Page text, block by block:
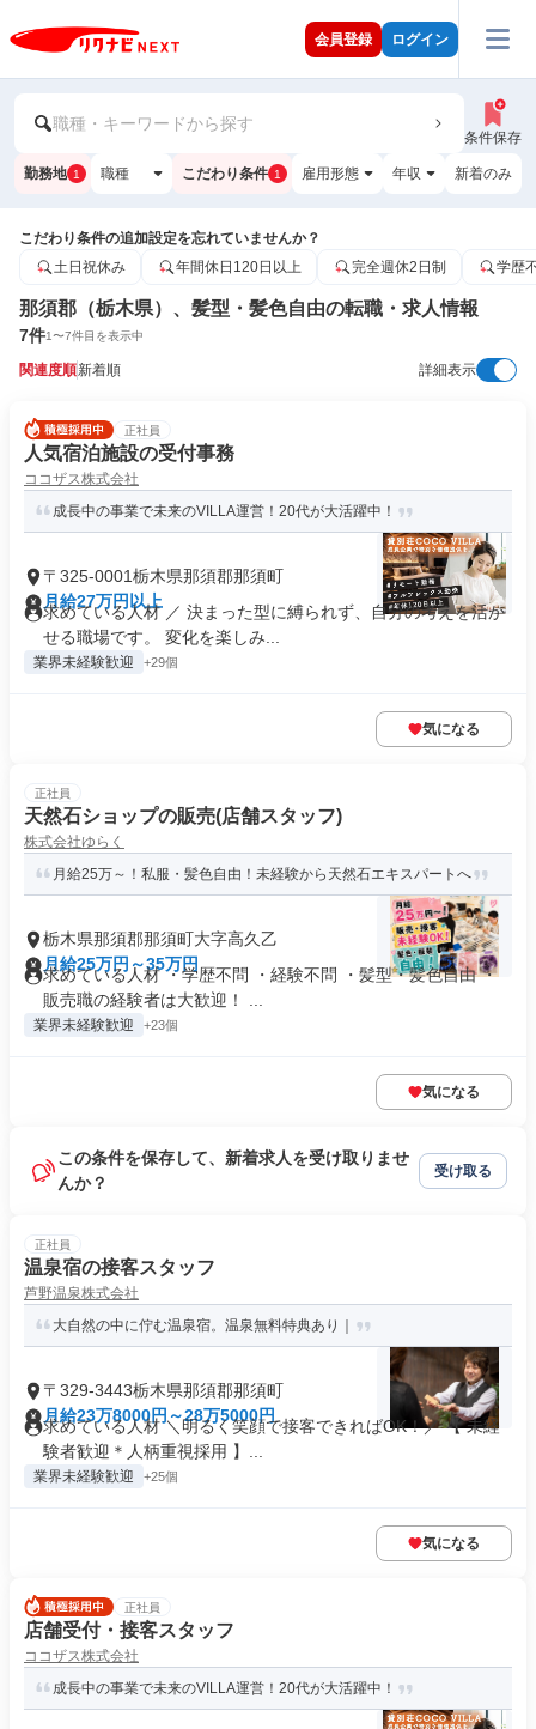
会員登録 ログイン
職種・キーワードから探す
条件保存
勤務地 1 職種 こだわり条件 1 雇用形態 年収 新着のみ
こだわり条件の追加設定を忘れていませんか？
土日祝休み
年間休日120日以上 完全週休2日制 学歴
那須郡（栃木県）、髪型・髪色自由の転職・求人情報
7件1〜7件目を表示中
関連度順新着順 詳細表示
正社員
人気宿泊施設の受付事務
ココザス株式会社
成長中の事業で未来のVILLA運営！20代が大活躍中！
〒325-0001栃木県那須郡那須町
月給27万円以上
求めている人材 ／ 決まった型に縛られず、自分の考えを活か
せる職場です。 変化を楽しみ...
業界未経験歓迎 +29個
気になる
正社員
天然石ショップの販売(店舗スタッフ)
株式会社ゆらく
月給25万～！私服・髪色自由！未経験から天然石エキスパートへ
栃木県那須郡那須町大字高久乙
月給25万円～35万円
求めている人材 ・学歴不問 ・経験不問 ・髪型・髪色自由 ・
販売職の経験者は大歓迎！ ...
業界未経験歓迎 +23個
気になる
この条件を保存して、新着求人を受け取りませ
んか？
受け取る
正社員
温泉宿の接客スタッフ
芦野温泉株式会社
大自然の中に佇む温泉宿。温泉無料特典あり｜
〒329-3443栃木県那須郡那須町
月給23万8000円～28万5000円
求めている人材 ＼明るく笑顔で接客できればOK！／ 【 未経
験者歓迎＊人柄重視採用 】...
業界未経験歓迎 +25個
気になる
正社員
店舗受付・接客スタッフ
ココザス株式会社
成長中の事業で未来のVILLA運営！20代が大活躍中！